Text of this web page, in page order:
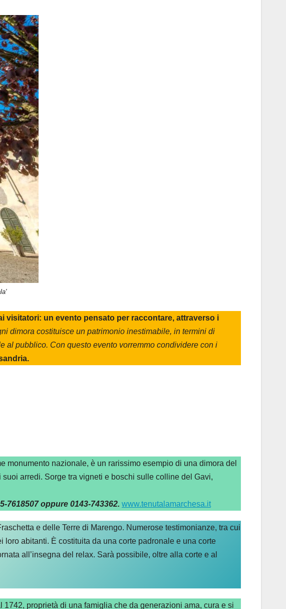
visitatori: un evento pensato per raccontare, attraverso i
dimora costituisce un patrimonio inestimabile, in termini di
al pubblico. Con questo evento vorremmo condividere con i
monumento nazionale, è un rarissimo esempio di una dimora del
arredi. Sorge tra vigneti e boschi sulle colline del Gavi,
7618507 oppure 0143-743362. www.tenutalamarchesa.it
e delle Terre di Marengo. Numerose testimonianze, tra cui
abitanti. È costituita da una corte padronale e una corte
all’insegna del relax. Sarà possibile, oltre alla corte e al
1742, proprietà di una famiglia che da generazioni ama, cura e si